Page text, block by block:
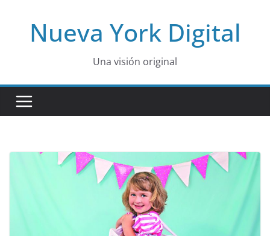
contentNueva York Digital
Una visión original